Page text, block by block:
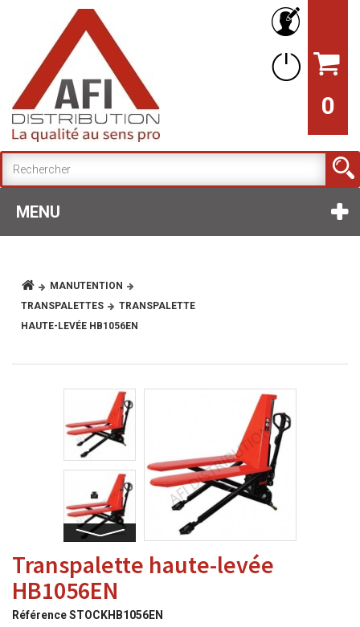
0
MENU
MANUTENTION
TRANSPALETTES
TRANSPALETTE
HAUTE-LEVÉE HB1056EN
Transpalette haute-levée
HB1056EN
RéférenceSTOCKHB1056EN